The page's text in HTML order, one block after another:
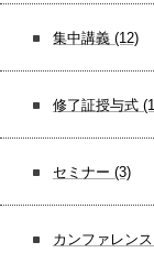
集中講義 (12)
修了証授与式
セミナー (3)
カンファレンス